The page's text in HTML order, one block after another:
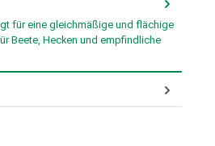
für eine gleichmäßige und flächige
Beete, Hecken und empfindliche